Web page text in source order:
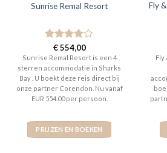
Sunrise Remal Resort
Gewaardeerd
4uit 5
€554,00
Sunrise Remal Resort is een 4
sterren accommodatie in Sharks
Bay . U boekt deze reis direct bij
onze partner Corendon. Nu vanaf
EUR 554.00 per persoon.
PRIJZEN EN BOEKEN
Fly
Fly